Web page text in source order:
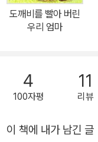
도깨비를 빨아 버린
우리 엄마
4
100자평
11
리뷰
이 책에 내가 남긴 글